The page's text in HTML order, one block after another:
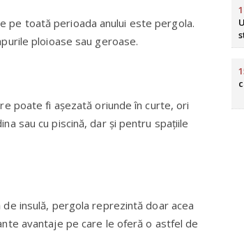
pe toată perioada anului este pergola.
ploioase sau geroase.
poate fi aşezată oriunde în curte, ori
sau cu piscină, dar şi pentru spaţiile
insulă, pergola reprezintă doar acea
avantaje pe care le oferă o astfel de